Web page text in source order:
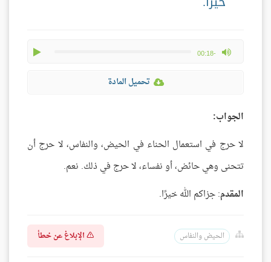
-00:18
max volume
تحميل المادة
الجواب:
لا حرج في استعمال الحناء في الحيض، والنفاس، لا حرج أن
تتحنى وهي حائض، أو نفساء، لا حرج في ذلك. نعم.
المقدم: جزاكم الله خيرًا.
الحيض والنفاس الإبلاغ عن خطأ